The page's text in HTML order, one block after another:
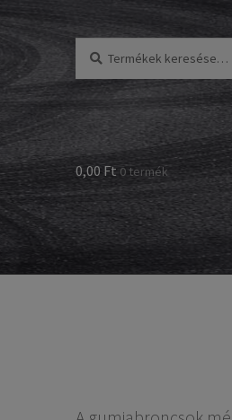
következőre:
0,00 Ft 0 termék